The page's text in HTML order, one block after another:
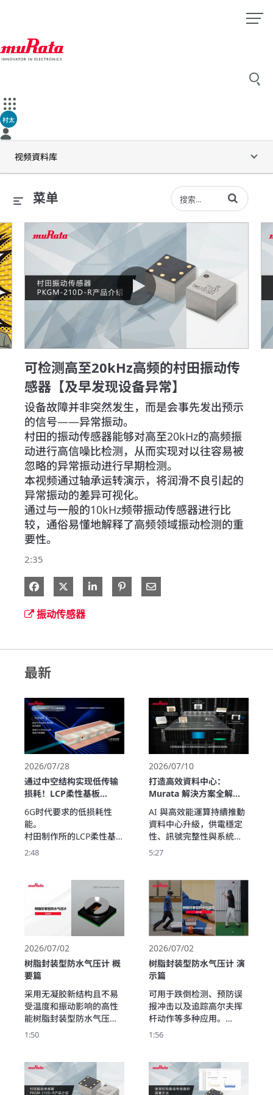
村太
视频資料库
菜单 输入术语以搜索
～有些许不可思议的电波历史 ～ 可检测高至20kHz高频的村田振
可检测高至20kHz高频的村田振动传
感器【及早发现设备异常】
设备故障并非突然发生，而是会事先发出预示
的信号——异常振动。
村田的振动传感器能够对高至20kHz的高频振
动进行高信噪比检测，从而实现对以往容易被
忽略的异常振动进行早期检测。
本视频通过轴承运转演示，将润滑不良引起的
异常振动的差异可视化。
通过与一般的10kHz频带振动传感器进行比
较，通俗易懂地解释了高频领域振动检测的重
要性。
2:35
在 Facebook 分享
在 X 分享在 LinkedIn 分享通过电子邮件分享
振动传感器
最新
2026/07/28
通过中空结构实现低传输
损耗！LCP柔性基板
ULTICIRC
6G时代要求的低损耗性
能。
村田制作所的LCP柔性基板
ULTICIRC通过自创的中空
对兼具高气密性和低吸湿
性、为下一代通信提供支
持的基础技术进行介绍。
2:48
2026/07/10
打造高效資料中心：
Murata 解決方案全解析
(繁中版)
AI 與高效能運算持續推動
資料中心升級，供電穩定
性、訊號完整性與系統效
率成為設計關鍵。Murata
耦電容、磁珠、時序元件
到電源供應，協助提升供
電品質、降低雜訊干擾，
打造兼具高可靠性、高效
率的新世代伺服器平台。
5:27
2026/07/02
树脂封装型防水气压计 概
要篇
采用无凝胶新结构且不易
受温度和振动影响的高性
能树脂封装型防水气压计
上市。
择。
在此，我们将通过演示对
其稳定的性能进行详细介
1:50
2026/07/02
树脂封装型防水气压计 演
示篇
可用于跌倒检测、预防误
报冲击以及追踪高尔夫挥
杆动作等多种应用。
请通过实际的演示视频，
作检测。
本视频通过演示对村田制
作所的树脂封装型防水气
1:56